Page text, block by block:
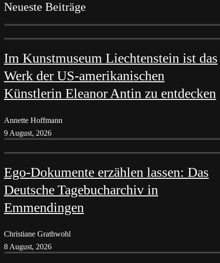
Neueste Beiträge
Im Kunstmuseum Liechtenstein ist das
Werk der US-amerikanischen
Künstlerin Eleanor Antin zu entdecken
Annette Hoffmann
9 August, 2026
Ego-Dokumente erzählen lassen: Das
Deutsche Tagebucharchiv in
Emmendingen
Christiane Grathwohl
8 August, 2026